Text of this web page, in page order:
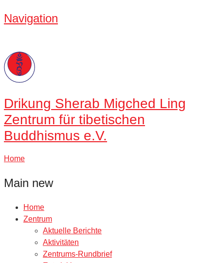
Navigation
Drikung Sherab Migched Ling
Zentrum für tibetischen
Buddhismus e.V.
Home
Main new
Home
Zentrum
Aktuelle Berichte
Aktivitäten
Zentrums-Rundbrief